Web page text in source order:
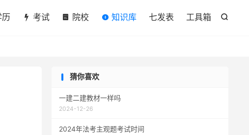

历 考试 院校 知识库 七发表 工具箱
猜你喜欢
一建二建教材一样吗
2024-12-26
2024年法考主观题考试时间